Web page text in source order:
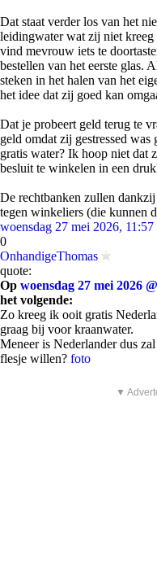
Dat staat verder los van het
leidingwater wat zij niet kreeg
vind mevrouw iets te
bestellen van het eerste glas.
steken in het halen van het
het idee dat zij goed kan
Dat je probeert geld terug te
geld omdat zij gestressed
gratis water? Ik hoop niet dat
besluit te winkelen in een
De rechtbanken zullen
tegen winkeliers (die kunnen
woensdag 27 mei 2026, 11:57
0
OnhandigeThomas
quote:
Op woensdag 27 mei 2026
het volgende:
Zo kreeg ik ooit gratis
graag bij voor kraanwater.
Meneer is Nederlander dus
flesje willen? foto
▼